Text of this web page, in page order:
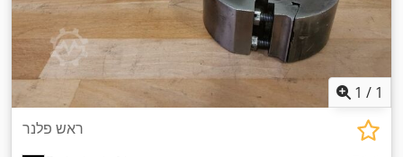
1 / 1
ראש פלנר